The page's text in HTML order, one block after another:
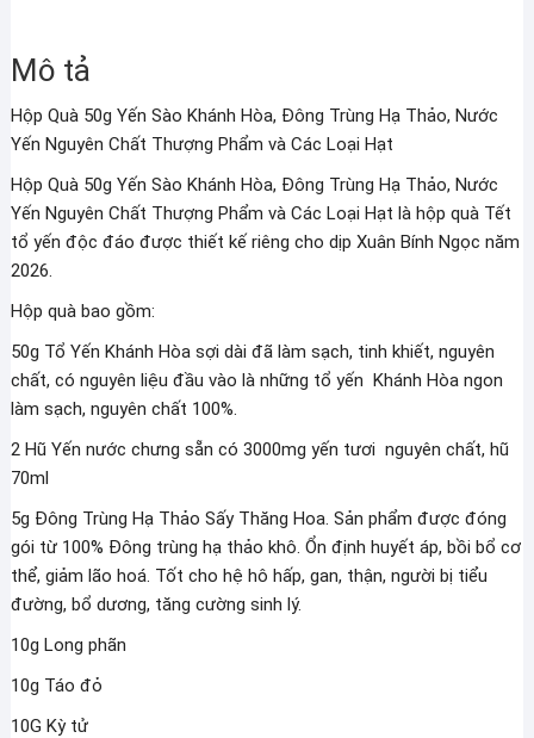
Hạ
Nước
Yến
Nguyên
Chất
Thượng
Phẩm
Các
Loại
Hạt
số
lượng
Mô tả
Hộp Quà 50g Yến Sào Khánh Hòa, Đông Trùng Hạ Thảo, Nước
Yến Nguyên Chất Thượng Phẩm và Các Loại Hạt
Hộp Quà 50g Yến Sào Khánh Hòa, Đông Trùng Hạ Thảo, Nước
Yến Nguyên Chất Thượng Phẩm và Các Loại Hạt là hộp quà Tết
tổ yến độc đáo được thiết kế riêng cho dịp Xuân Bính Ngọc năm
2026.
Hộp quà bao gồm:
50g Tổ Yến Khánh Hòa sợi dài đã làm sạch, tinh khiết, nguyên
chất, có nguyên liệu đầu vào là những tổ yến Khánh Hòa ngon
làm sạch, nguyên chất 100%.
2 Hũ Yến nước chưng sẵn có 3000mg yến tươi nguyên chất, hũ
70ml
5g Đông Trùng Hạ Thảo Sấy Thăng Hoa. Sản phẩm được đóng
gói từ 100% Đông trùng hạ thảo khô. Ổn định huyết áp, bồi bổ cơ
thể, giảm lão hoá. Tốt cho hệ hô hấp, gan, thận, người bị tiểu
đường, bổ dương, tăng cường sinh lý.
10g Long phãn
10g Táo đỏ
10G Kỳ tử